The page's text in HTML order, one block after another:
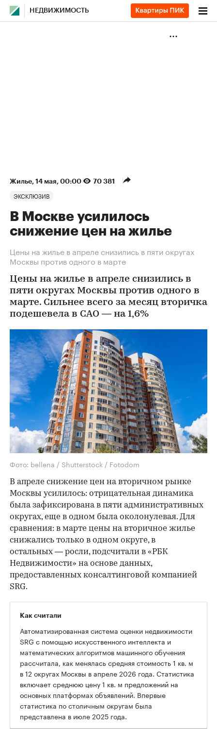
НЕДВИЖИМОСТЬ
Жилье⁠, 14 мая, 00:00 70 381
ЭКСКЛЮЗИВ
В Москве усилилось
снижение цен на жилье
Цены на жилье в апреле снизились в пяти округах
Москвы против одного в марте
Цены на жилье в апреле снизились в
пяти округах Москвы против одного в
марте. Сильнее всего за месяц вторичка
подешевела в САО — на 1,6%
Фото: bellena / Shutterstock / Fotodom
В апреле снижение цен на вторичном рынке
Москвы усилилось: отрицательная динамика
была зафиксирована в пяти административных
округах, еще в одном была околонулевая. Для
сравнения: в марте цены на вторичное жилье
снижались только в одном округе, в
остальных — росли, подсчитали в «РБК
Недвижимости» на основе данных,
предоставленных консалтинговой компанией
SRG.
Как считали
Автоматизированная система оценки недвижимости
SRG с помощью искусственного интеллекта и
математических алгоритмов машинного обучения
рассчитала, как менялась средняя стоимость 1 кв. м
в 12 округах Москвы в апреле 2026 года. Статистика
включает среднюю цену 1 кв. м предложений на
основных платформах объявлений. Впервые
статистика по столичным округам была
представлена в июле 2025 года.